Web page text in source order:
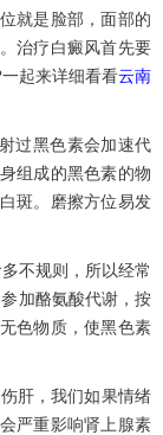
就是脸部，面部的
治疗白癜风首先要
起来详细看看云南
过黑色素会加速代
组成的黑色素的物
斑。磨擦方位易发
不规则，所以经常
加酪氨酸代谢，按
色物质，使黑色素
肝，我们如果情绪
严重影响肾上腺素